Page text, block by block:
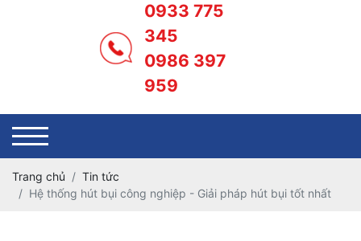
0933 775
345
0986 397
959
Trang chủ
Tin tức
Hệ thống hút bụi công nghiệp - Giải pháp hút bụi tốt nhất